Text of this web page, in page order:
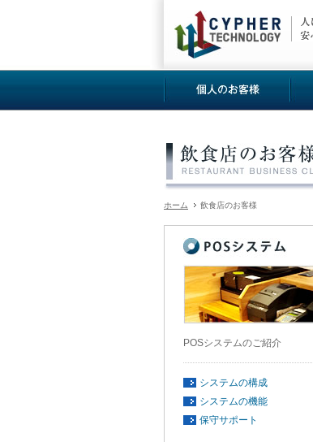
ホーム 飲食店のお客様
POSシステムのご紹介
システムの構成
システムの機能
保守サポート